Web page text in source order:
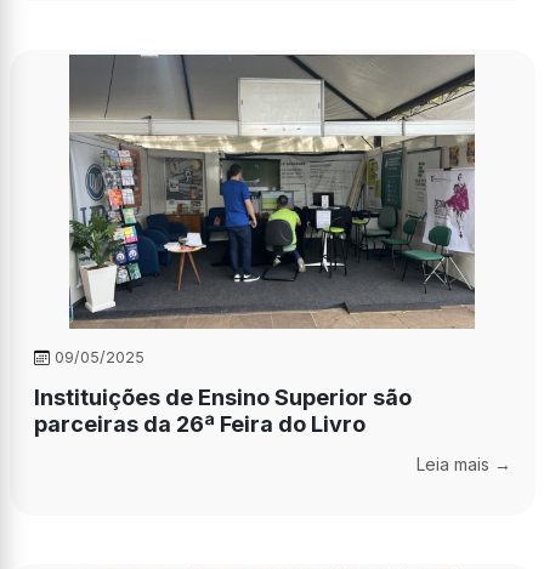
09/05/2025
Instituições de Ensino Superior são
parceiras da 26ª Feira do Livro
Leia mais →